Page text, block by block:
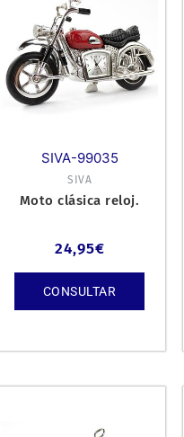
SIVA-99035
SIVA
Moto clásica reloj.
24,95€
CONSULTAR